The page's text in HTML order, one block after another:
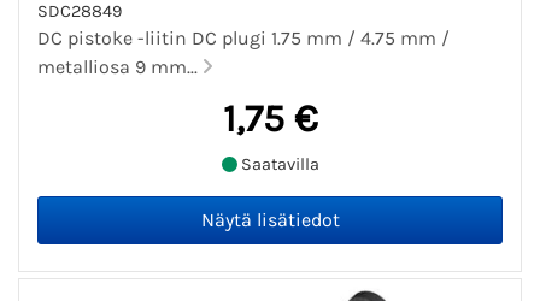
SDC28849
DC pistoke -liitin DC plugi 1.75 mm / 4.75 mm /
metalliosa 9 mm...
1,75 €
Saatavilla